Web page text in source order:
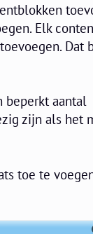
Elk
Dat
beperkt aantal
zijn als het
toe te